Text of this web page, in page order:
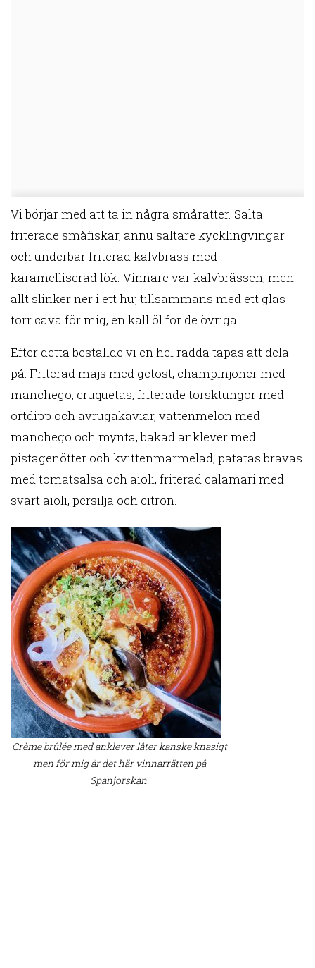
Vi börjar med att ta in några smårätter. Salta
friterade småfiskar, ännu saltare kycklingvingar
och underbar friterad kalvbräss med
karamelliserad lök. Vinnare var kalvbrässen, men
allt slinker ner i ett huj tillsammans med ett glas
torr cava för mig, en kall öl för de övriga.
Efter detta beställde vi en hel radda tapas att dela
på: Friterad majs med getost, champinjoner med
manchego, cruquetas, friterade torsktungor med
örtdipp och avrugakaviar, vattenmelon med
manchego och mynta, bakad anklever med
pistagenötter och kvittenmarmelad, patatas bravas
med tomatsalsa och aioli, friterad calamari med
svart aioli, persilja och citron.
Crème brûlée med anklever låter kanske knasigt
men för mig är det här vinnarrätten på
Spanjorskan.